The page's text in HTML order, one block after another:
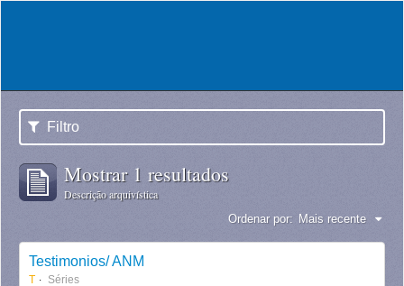
Filtro
Mostrar 1 resultados
Descrição arquivística
Ordenar por: Mais recente
Testimonios/ ANM
T Séries